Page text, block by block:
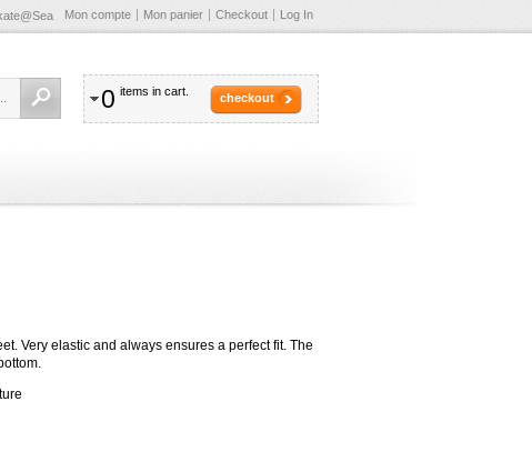
Mon compte Mon panier Checkout Log In
0 items in cart. checkout
Very elastic and always ensures a perfect fit. The